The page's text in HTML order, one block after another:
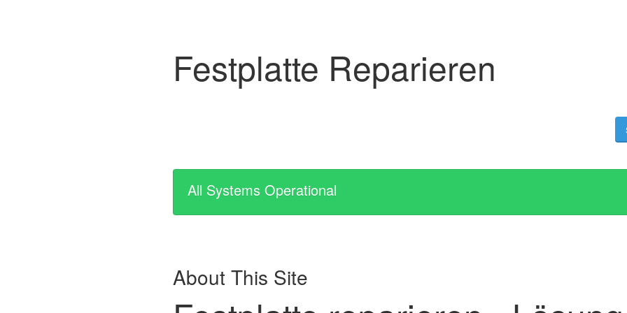
Festplatte Reparieren
All Systems Operational
About This Site